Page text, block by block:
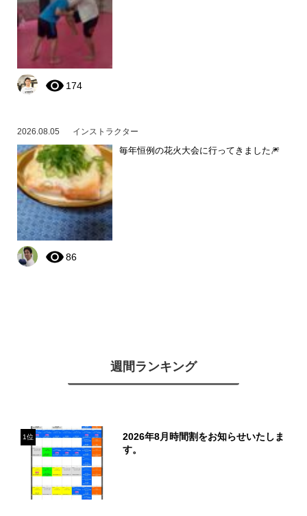
174
2026.08.05 インストラクター
毎年恒例の花火大会に行ってきました🎆
86
週間ランキング
1位
2026年8月時間割をお知らせいたしま
す。